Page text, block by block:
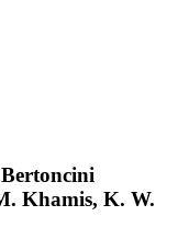
Khamis, K. W.